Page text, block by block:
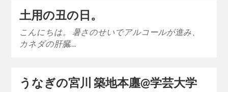
土用の丑の日。
こんにちは。 暑さのせいでアルコールが進み、
カネダの肝臓…
うなぎの宮川 築地本廛@学芸大学